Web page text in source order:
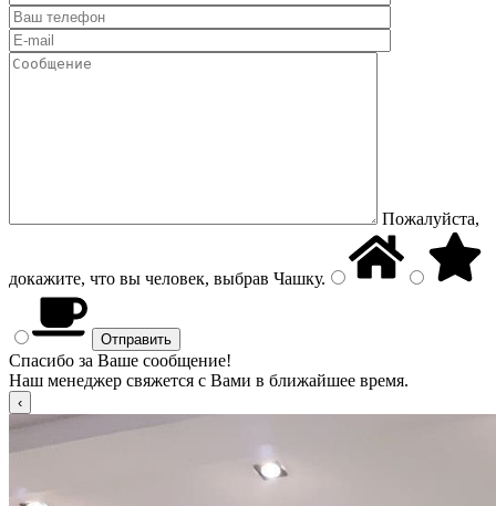
Пожалуйста,
докажите, что вы человек, выбрав Чашку.
Спасибо за Ваше сообщение!
Наш менеджер свяжется с Вами в ближайшее время.